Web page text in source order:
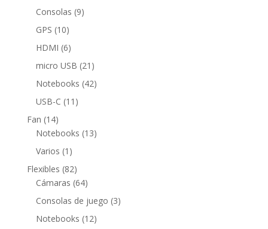
productos
Consolas 99
GPS 1010
productos
HDMI 66
productos
micro USB 21 21
productos
Notebooks 4242
USB-C 11 11
Fan 1414
productos
Notebooks 1313
Varios 1 1
producto
Flexibles 8282
productos
Cámaras 6464
productos
Consolas de juego 33
Notebooks 1212